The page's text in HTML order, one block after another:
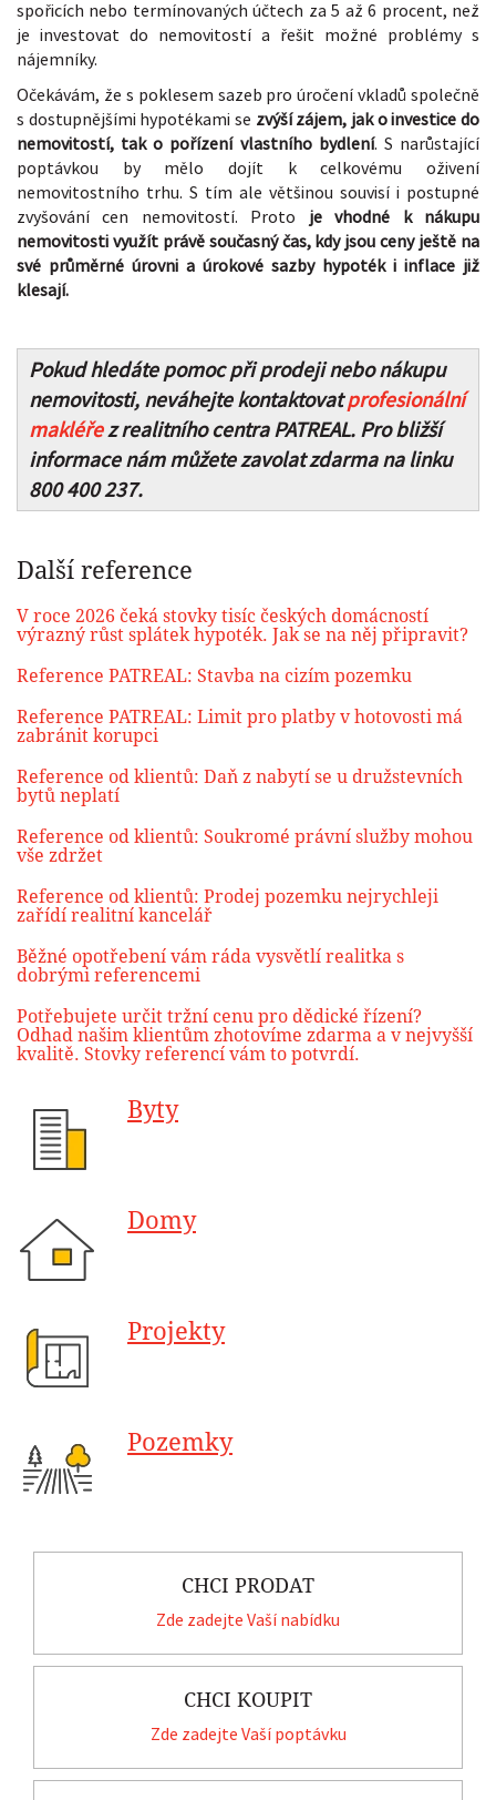
spořicích nebo termínovaných účtech za 5 až 6 procent, než
je investovat do nemovitostí a řešit možné problémy s
nájemníky.
Očekávám, že s poklesem sazeb pro úročení vkladů společně
s dostupnějšími hypotékami se zvýší zájem, jak o investice do
nemovitostí, tak o pořízení vlastního bydlení. S narůstající
poptávkou by mělo dojít k celkovému oživení
nemovitostního trhu. S tím ale většinou souvisí i postupné
zvyšování cen nemovitostí. Proto je vhodné k nákupu
nemovitosti využít právě současný čas, kdy jsou ceny ještě na
své průměrné úrovni a úrokové sazby hypoték i inflace již
klesají.
Pokud hledáte pomoc při prodeji nebo nákupu
nemovitosti, neváhejte kontaktovatprofesionální
makléřez realitního centra PATREAL. Pro bližší
informace nám můžete zavolat zdarma na linku
800 400 237.
Další reference
V roce 2026 čeká stovky tisíc českých domácností
výrazný růst splátek hypoték. Jak se na něj připravit?
Reference PATREAL: Stavba na cizím pozemku
Reference PATREAL: Limit pro platby v hotovosti má
zabránit korupci
Reference od klientů: Daň z nabytí se u družstevních
bytů neplatí
Reference od klientů: Soukromé právní služby mohou
vše zdržet
Reference od klientů: Prodej pozemku nejrychleji
zařídí realitní kancelář
Běžné opotřebení vám ráda vysvětlí realitka s
dobrými referencemi
Potřebujete určit tržní cenu pro dědické řízení?
Odhad našim klientům zhotovíme zdarma a v nejvyšší
kvalitě. Stovky referencí vám to potvrdí.
Byty
Domy
Projekty
Pozemky
CHCI PRODAT
Zde zadejte Vaší nabídku
CHCI KOUPIT
Zde zadejte Vaší poptávku